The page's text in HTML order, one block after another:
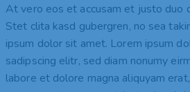
At vero eos et accusam et justo duo
Stet clita kasd gubergren, no sea
ipsum dolor sit amet. Lorem ipsum
sadipscing elitr, sed diam nonumy
labore et dolore magna aliquyam